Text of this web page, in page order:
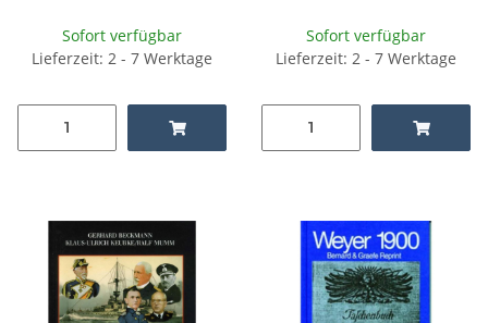
Sofort verfügbar
Lieferzeit: 2 - 7 Werktage
Sofort verfügbar
Lieferzeit: 2 - 7 Werktage